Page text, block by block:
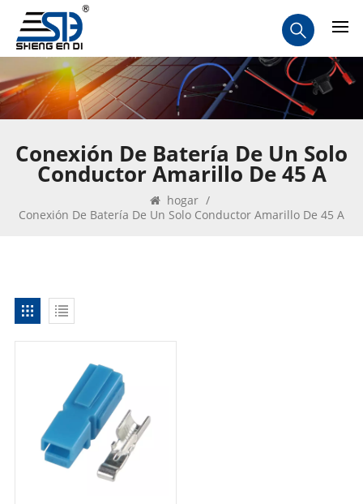
Conexión De Batería De Un Solo
Conductor Amarillo De 45 A
hogar /
Conexión De Batería De Un Solo Conductor Amarillo De 45 A